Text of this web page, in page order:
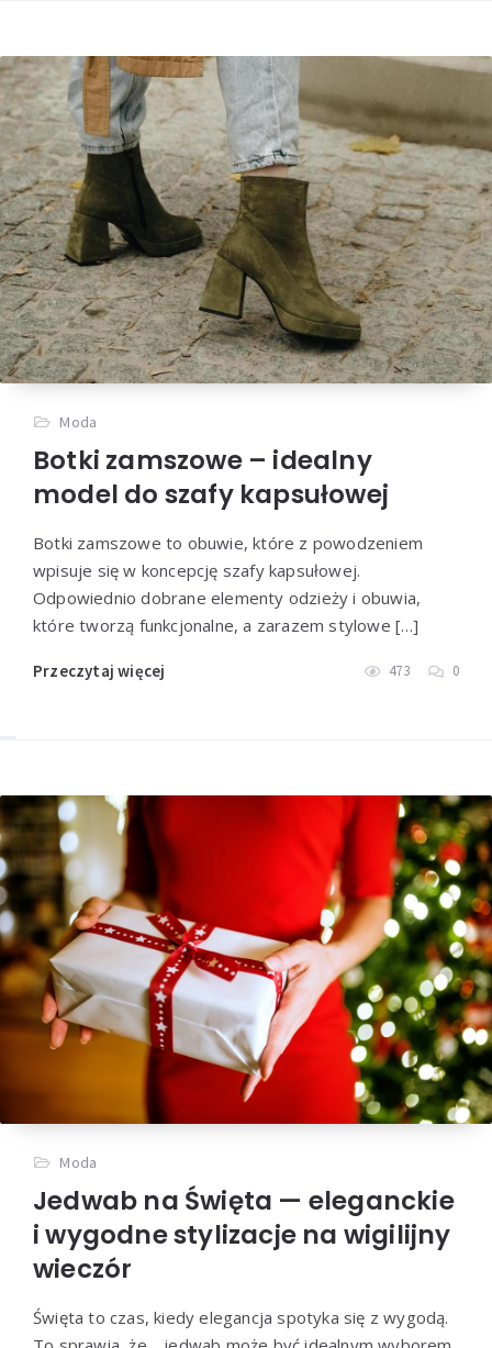
Moda
Botki zamszowe – idealny
model do szafy kapsułowej
Botki zamszowe to obuwie, które z powodzeniem
wpisuje się w koncepcję szafy kapsułowej.
Odpowiednio dobrane elementy odzieży i obuwia,
które tworzą funkcjonalne, a zarazem stylowe […]
Przeczytaj więcej 473 0
Moda
Jedwab na Święta — eleganckie
i wygodne stylizacje na wigilijny
wieczór
Święta to czas, kiedy elegancja spotyka się z wygodą.